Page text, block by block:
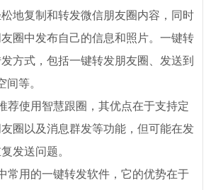
地复制和转发微信朋友圈内容，同时
圈中发布自己的信息和照片。一键转
方式，包括一键转发朋友圈、发送到
间等。
荐使用智慧跟圈，其优点在于支持定
圈以及消息群发等功能，但可能在发
发送问题。
常用的一键转发软件，它的优势在于